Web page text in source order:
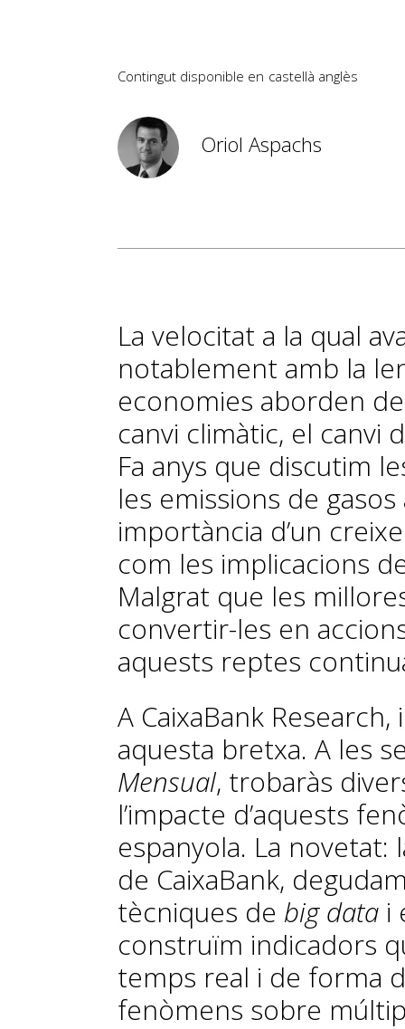
Contingut disponible en castellà anglès
Oriol Aspachs
La velocitat a la qual
notablement amb la
economies aborden
canvi climàtic, el canvi
Fa anys que discutim
les emissions de
importància d’un
com les implicacions
Malgrat que les
convertir-les en
aquests reptes
A CaixaBank
aquesta bretxa. A les
Mensual, trobaràs
l’impacte d’aquests
espanyola. La
de CaixaBank,
tècniques de big data i
construïm indicadors
temps real i de forma
fenòmens sobre